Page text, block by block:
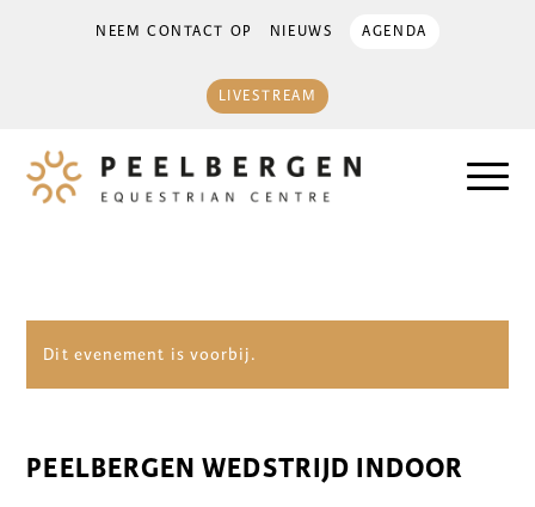
NEEM CONTACT OP NIEUWS AGENDA
LIVESTREAM
Dit evenement is voorbij.
PEELBERGEN WEDSTRIJD INDOOR